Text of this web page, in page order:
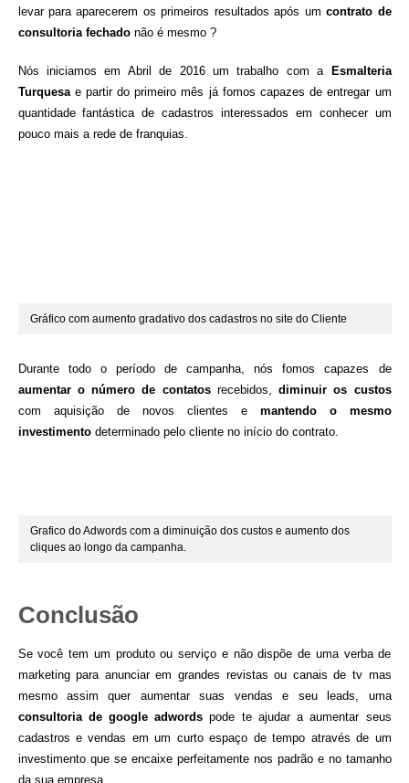
levar para aparecerem os primeiros resultados após umcontrato de
consultoria fechadonão é mesmo ?
Nós iniciamos em Abril de 2016 um trabalho com a
Esmalteria
Turquesae partir do primeiro mês já fomos capazes de entregar um
quantidade fantástica de cadastros interessados em conhecer um
pouco mais a rede de franquias.
Gráfico com aumento gradativo dos cadastros no site do Cliente
Durante todo o período de campanha, nós fomos capazes de
aumentar o número de contatosrecebidos, diminuir os custos
com aquisição de novos clientes e mantendo o mesmo
investimentodeterminado pelo cliente no início do contrato.
Grafico do Adwords com a diminuição dos custos e aumento dos
cliques ao longo da campanha.
Conclusão
Se você tem um produto ou serviço e não dispõe de uma verba de
marketing para anunciar em grandes revistas ou canais de tv mas
mesmo assim quer aumentar suas vendas e seu leads, uma
consultoria de google adwords pode te ajudar a aumentar seus
cadastros e vendas em um curto espaço de tempo através de um
investimento que se encaixe perfeitamente nos padrão e no tamanho
da sua empresa.